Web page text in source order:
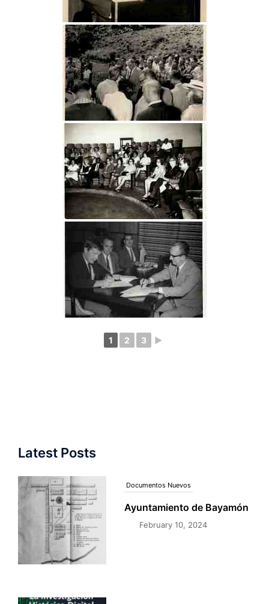
1 2 3 ►
Latest Posts
Nuevo Libro Investigación
Histórica Digital